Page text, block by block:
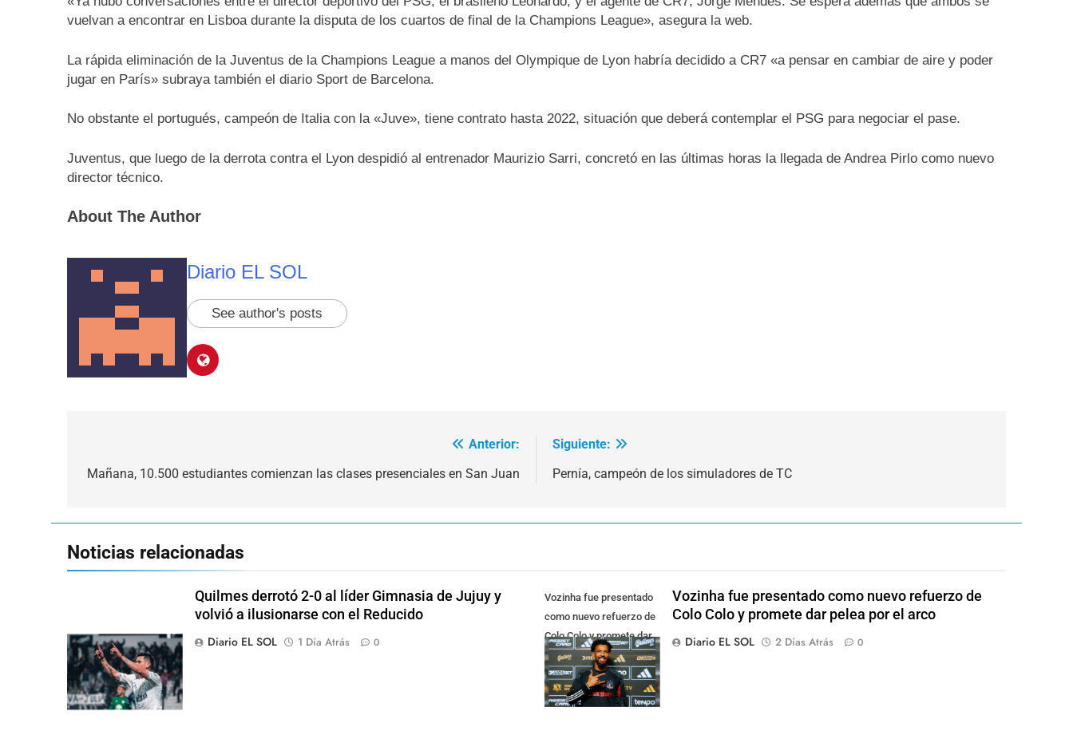
vuelvan a encontrar en Lisboa durante la disputa de los cuartos de final de la Champions League», asegura la web.
La rápida eliminación de la Juventus de la Champions League a manos del Olympique de Lyon habría decidido a CR7 «a pensar en cambiar de aire y poder
jugar en París» subraya también el diario Sport de Barcelona.
No obstante el portugués, campeón de Italia con la «Juve», tiene contrato hasta 2022, situación que deberá contemplar el PSG para negociar el pase.
Juventus, que luego de la derrota contra el Lyon despidió al entrenador Maurizio Sarri, concretó en las últimas horas la llegada de Andrea Pirlo como nuevo
director técnico.
About The Author
Diario EL SOL
See author's posts
de
Anterior:
Mañana, 10.500 estudiantes comienzan las clases presenciales en San Juan
Siguiente:
Pernía, campeón de los simuladores de TC
Noticias relacionadas
Quilmes derrotó 2-0 al líder Gimnasia de Jujuy y
volvió a ilusionarse con el Reducido
Diario EL SOL
1 Día Atrás 0
Vozinha fue presentado
como nuevo refuerzo de
Colo Colo y promete dar
pelea por el arco
Vozinha fue presentado como nuevo refuerzo de
Colo Colo y promete dar pelea por el arco
Diario EL SOL
2 Días Atrás 0